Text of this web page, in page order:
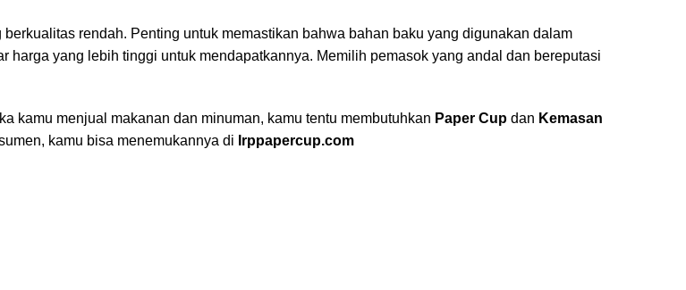
rendah. Penting untuk memastikan bahwa bahan baku yang digunakan dalam
harga yang lebih tinggi untuk mendapatkannya. Memilih pemasok yang andal dan bereputasi
kamu menjual makanan dan minuman, kamu tentu membutuhkan Paper Cup dan Kemasan
kamu bisa menemukannya di Irppapercup.com